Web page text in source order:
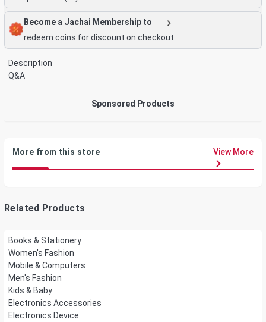
Become a Jachai Membership to
redeem coins for discount on checkout
Description
Q&A
Sponsored Products
More from this store View More
Related Products
Books & Stationery
Women's Fashion
Mobile & Computers
Men's Fashion
Kids & Baby
Electronics Accessories
Electronics Device